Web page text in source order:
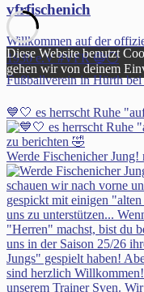
vfrfischenich
Willkommen auf der
1930 e.V #VFR 🔵⚪️
Fußballverein in Hürth
💙🤍 es herrscht Ruhe
Werde Fischenicher
Diese Website benutzt
gehen wir von deinem